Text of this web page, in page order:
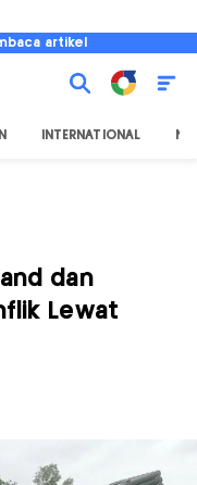
artikel
INTERNATIONAL
dan
Lewat